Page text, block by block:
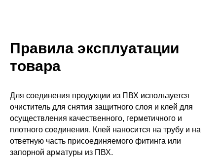
Правила эксплуатации
товара
Для соединения продукции из ПВХ используется
очиститель для снятия защитного слоя и клей для
осуществления качественного, герметичного и
плотного соединения. Клей наносится на трубу и на
ответную часть присоединяемого фитинга или
запорной арматуры из ПВХ.